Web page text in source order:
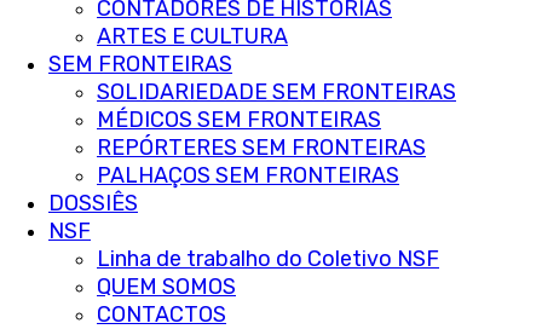
CONTADORES DE HISTÓRIAS
ARTES E CULTURA
SEM FRONTEIRAS
SOLIDARIEDADE SEM FRONTEIRAS
MÉDICOS SEM FRONTEIRAS
REPÓRTERES SEM FRONTEIRAS
PALHAÇOS SEM FRONTEIRAS
DOSSIÊS
NSF
Linha de trabalho do Coletivo NSF
QUEM SOMOS
CONTACTOS